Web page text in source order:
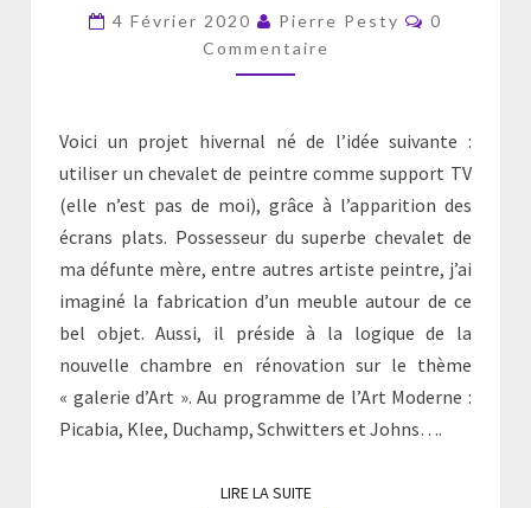
MUSICAL
4 Février 2020 Pierre Pesty
0
Commentaire
Voici un projet hivernal né de l’idée suivante :
utiliser un chevalet de peintre comme support TV
(elle n’est pas de moi), grâce à l’apparition des
écrans plats. Possesseur du superbe chevalet de
ma défunte mère, entre autres artiste peintre, j’ai
imaginé la fabrication d’un meuble autour de ce
bel objet. Aussi, il préside à la logique de la
nouvelle chambre en rénovation sur le thème
« galerie d’Art ». Au programme de l’Art Moderne :
Picabia, Klee, Duchamp, Schwitters et Johns….
LIRE LA SUITELIRE LA SUITE